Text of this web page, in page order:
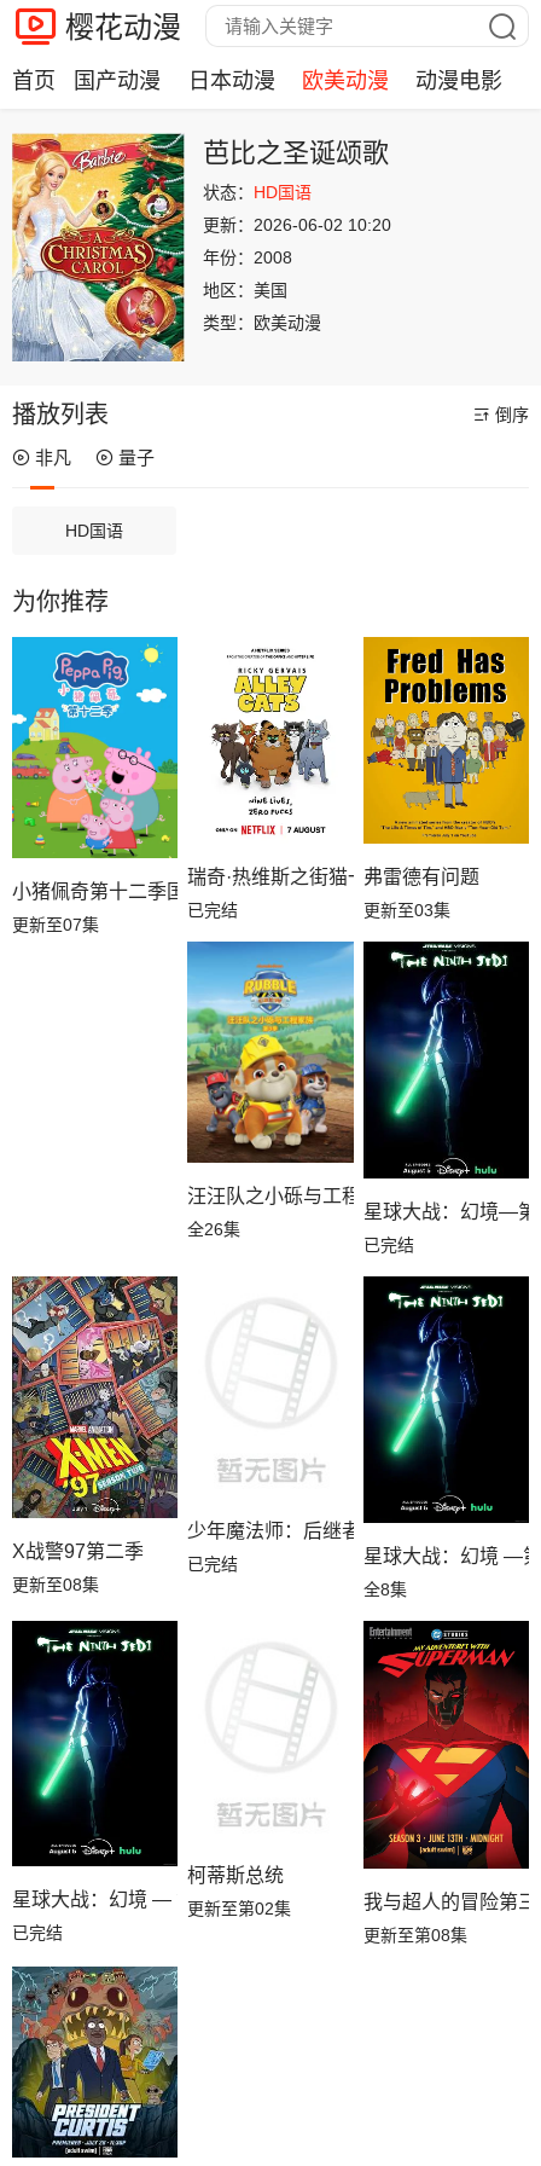
樱花动漫
首页 国产动漫 日本动漫 欧美动漫 动漫电影
芭比之圣诞颂歌
状态： HD国语
更新： 2026-06-02 10:20
年份： 2008
地区： 美国
类型：
欧美动漫
播放列表 倒序
非凡 量子
HD国语
为你推荐
小猪佩奇第十二季国语
更新至07集
瑞奇·热维斯之街猫一族
已完结
弗雷德有问题
更新至03集
汪汪队之小砾与工程家族第三季国语
全26集
星球大战：幻境—第
已完结
X战警97第二季
更新至08集
少年魔法师：后继者第三季
已完结 星球大战：幻境 —
全8集
星球大战：幻境 — 第九个绝地武士
已完结
柯蒂斯总统
更新至第02集 我与超人的冒险第三
更新至第08集